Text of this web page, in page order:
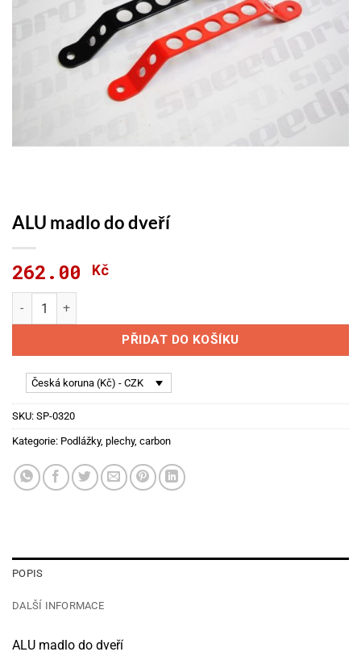
ALU madlo do dveří
262.00 Kč
ALU madlo do dveří množství
PŘIDAT DO KOŠÍKU
Česká koruna (Kč) - CZK
SKU: SP-0320
Kategorie: Podlážky, plechy, carbon
POPIS
DALŠÍ INFORMACE
ALU madlo do dveří